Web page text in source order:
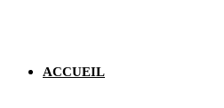
ACCUEIL